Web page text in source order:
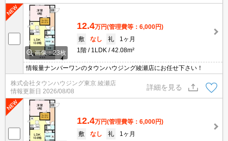
画像：23枚
12.4万円(管理費等：6,000円)
敷
なし 礼
1ヶ月
1階
1LDK 42.08m²
情報量ナンバーワンのタウンハウジング綾瀬店にお任せ下さい！
株式会社タウンハウジング東京 綾瀬店
情報更新日 2026/08/08
詳細を見る
12.4万円(管理費等：6,000円)
敷
なし 礼
1ヶ月